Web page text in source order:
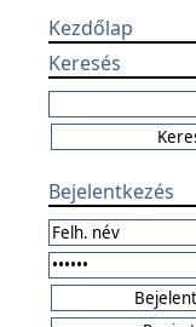
Kezdőlap
Keresés
Bejelentkezés